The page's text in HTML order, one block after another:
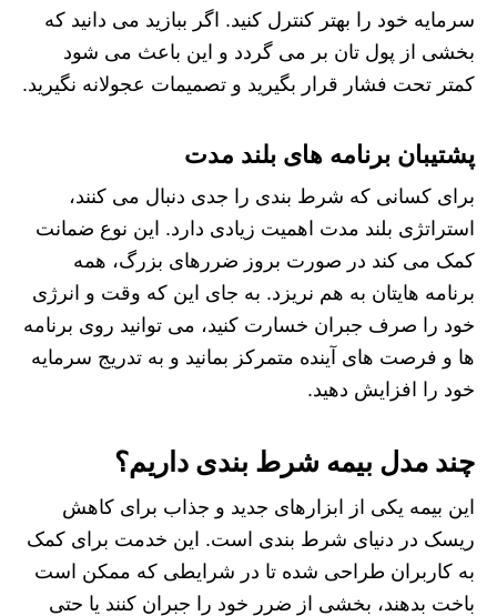
سرمایه خود را بهتر کنترل کنید. اگر ببازید می دانید که
بخشی از پول تان بر می گردد و این باعث می شود
کمتر تحت فشار قرار بگیرید و تصمیمات عجولانه نگیرید.
پشتیبان برنامه های بلند مدت
برای کسانی که شرط بندی را جدی دنبال می کنند،
استراتژی بلند مدت اهمیت زیادی دارد. این نوع ضمانت
کمک می کند در صورت بروز ضررهای بزرگ، همه
برنامه هایتان به هم نریزد. به جای این که وقت و انرژی
خود را صرف جبران خسارت کنید، می توانید روی برنامه
ها و فرصت های آینده متمرکز بمانید و به تدریج سرمایه
خود را افزایش دهید.
چند مدل بیمه شرط بندی داریم؟
این بیمه یکی از ابزارهای جدید و جذاب برای کاهش
ریسک در دنیای شرط بندی است. این خدمت برای کمک
به کاربران طراحی شده تا در شرایطی که ممکن است
باخت بدهند، بخشی از ضرر خود را جبران کنند یا حتی